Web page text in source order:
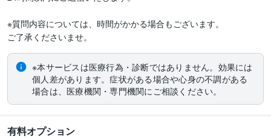
※質問内容については、時間がかかる場合もございます。
※本サービスは医療行為・診断ではありません。効果には
個人差があります。症状がある場合や心身の不調がある
場合は、医療機関・専門機関にご相談ください。
有料オプション